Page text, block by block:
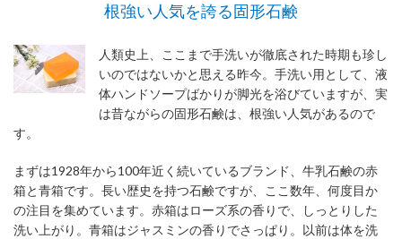
根強い人気を誇る固形石鹸
人類史上、ここまで手洗いが徹底された時期も珍し
いのではないかと思える昨今。手洗い用として、液
体ハンドソープばかりが脚光を浴びていますが、実
は昔ながらの固形石鹸は、根強い人気があるので
す。
まずは1928年から100年近く続いているブランド、牛乳石鹸の赤
箱と青箱です。長い歴史を持つ石鹸ですが、ここ数年、何度目か
の注目を集めています。赤箱はローズ系の香りで、しっとりした
洗い上がり。青箱はジャスミンの香りでさっぱり。以前は体を洗